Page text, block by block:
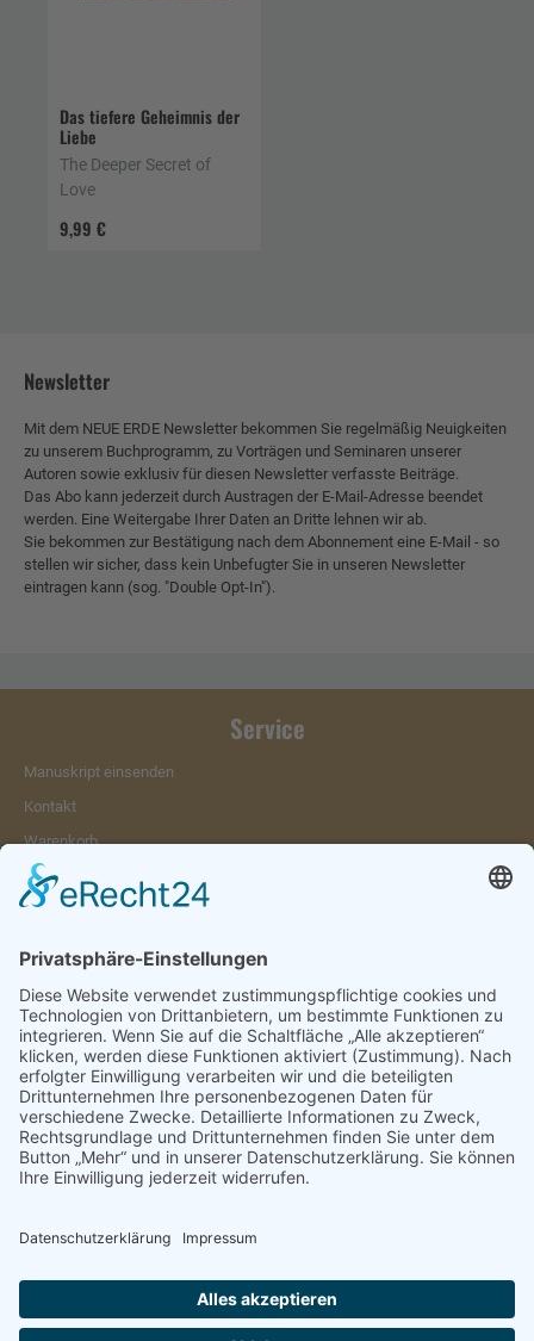
Das tiefere Geheimnis der
Liebe
9,99 €
The Deeper Secret of
Love
Newsletter
Mit dem NEUE ERDE Newsletter bekommen Sie regelmäßig Neuigkeiten
zu unserem Buchprogramm, zu Vorträgen und Seminaren unserer
Autoren sowie exklusiv für diesen Newsletter verfasste Beiträge.
Das Abo kann jederzeit durch Austragen der E-Mail-Adresse beendet
werden. Eine Weitergabe Ihrer Daten an Dritte lehnen wir ab.
Sie bekommen zur Bestätigung nach dem Abonnement eine E-Mail - so
stellen wir sicher, dass kein Unbefugter Sie in unseren Newsletter
eintragen kann (sog. "Double Opt-In").
Service
Manuskript einsenden
Kontakt
Warenkorb
Konto
Merkzettel
Vertrag widerrufen
Informationen
Impressum & Disclaimer
AGB und Widerrufsrecht
Verpackung und Versand